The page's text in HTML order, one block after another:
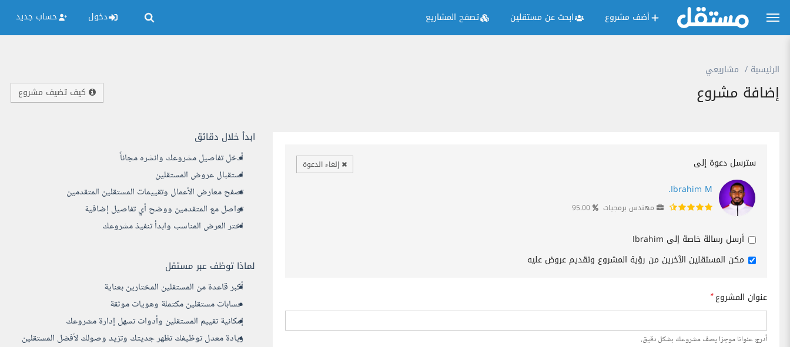
أضف مشروع ابحث عن مستقلين تصفح المشاريع دخول حساب جديد
الرئيسية مشاريعي
إضافة مشروع كيف تضيف مشروع
ابدأ خلال دقائق
أدخل تفاصيل مشروعك وانشره مجاناً
استقبال عروض المستقلين
تصفح معارض الأعمال وتقييمات المستقلين المتقدمين
تواصل مع المتقدمين ووضح أي تفاصيل إضافية
اختر العرض المناسب وابدأ تنفيذ مشروعك
لماذا توظف عبر مستقل
أكبر قاعدة من المستقلين المختارين بعناية
حسابات مستقلين مكتملة وهويات موثقة
إمكانية تقييم المستقلين وأدوات تسهل إدارة مشروعك
زيادة معدل توظيفك تظهر جديتك وتزيد وصولك لأفضل المستقلين
سترسل دعوة إلى إلغاء الدعوة
Ibrahim M.
مهندس برمجيات
أرسل رسالة خاصة إلى Ibrahim
مكن المستقلين الآخرين من رؤية المشروع وتقديم عروض عليه
عنوان المشروع*
أدرج عنوانا موجزا يصف مشروعك بشكل دقيق.